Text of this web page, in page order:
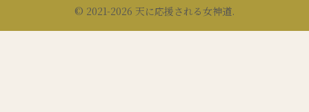
© 2021-2026 天に応援される女神道.